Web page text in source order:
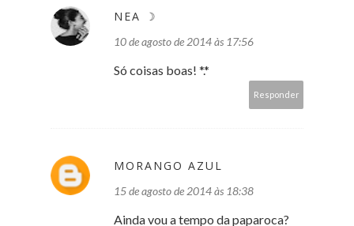
NEA ☽
10 de agosto de 2014 às 17:56
Só coisas boas! *.*
Responder
MORANGO AZUL
15 de agosto de 2014 às 18:38
Ainda vou a tempo da paparoca?